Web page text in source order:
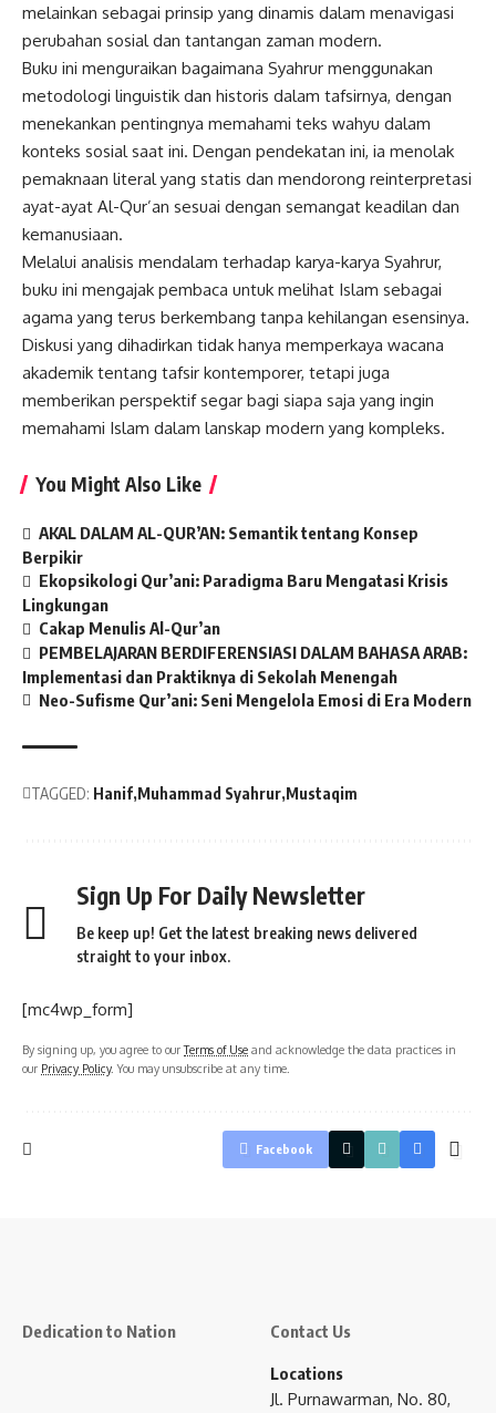
melainkan sebagai prinsip yang dinamis dalam menavigasi
perubahan sosial dan tantangan zaman modern.
Buku ini menguraikan bagaimana Syahrur menggunakan
metodologi linguistik dan historis dalam tafsirnya, dengan
menekankan pentingnya memahami teks wahyu dalam
konteks sosial saat ini. Dengan pendekatan ini, ia menolak
pemaknaan literal yang statis dan mendorong reinterpretasi
ayat-ayat Al-Qur’an sesuai dengan semangat keadilan dan
kemanusiaan.
Melalui analisis mendalam terhadap karya-karya Syahrur,
buku ini mengajak pembaca untuk melihat Islam sebagai
agama yang terus berkembang tanpa kehilangan esensinya.
Diskusi yang dihadirkan tidak hanya memperkaya wacana
akademik tentang tafsir kontemporer, tetapi juga
memberikan perspektif segar bagi siapa saja yang ingin
memahami Islam dalam lanskap modern yang kompleks.
You Might Also Like
AKAL DALAM AL-QUR’AN: Semantik tentang Konsep
Berpikir
Ekopsikologi Qur’ani: Paradigma Baru Mengatasi Krisis
Lingkungan
Cakap Menulis Al-Qur’an
PEMBELAJARAN BERDIFERENSIASI DALAM BAHASA ARAB:
Implementasi dan Praktiknya di Sekolah Menengah
Neo-Sufisme Qur’ani: Seni Mengelola Emosi di Era Modern
TAGGED: Hanif Muhammad Syahrur Mustaqim
Sign Up For Daily Newsletter
Be keep up! Get the latest breaking news delivered
straight to your inbox.
[mc4wp_form]
By signing up, you agree to ourTerms of Use and acknowledge the data practices in
our Privacy Policy. You may unsubscribe at any time.
Facebook
Dedication to Nation Contact Us
Locations
Jl. Purnawarman, No. 80,